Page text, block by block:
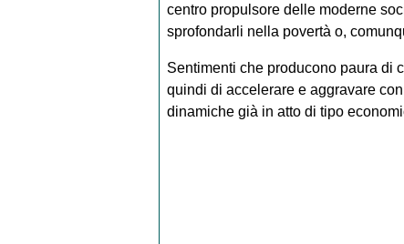
centro propulsore delle moderne
sprofondarli nella povertà o,
Sentimenti che producono paura di
quindi di accelerare e aggravare
dinamiche già in atto di tipo